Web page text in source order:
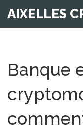
AIXELLES
Banque